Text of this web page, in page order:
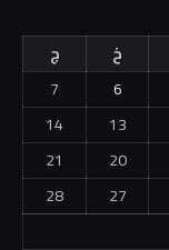
خ
ج
6
7
13
14
20
21
27
28